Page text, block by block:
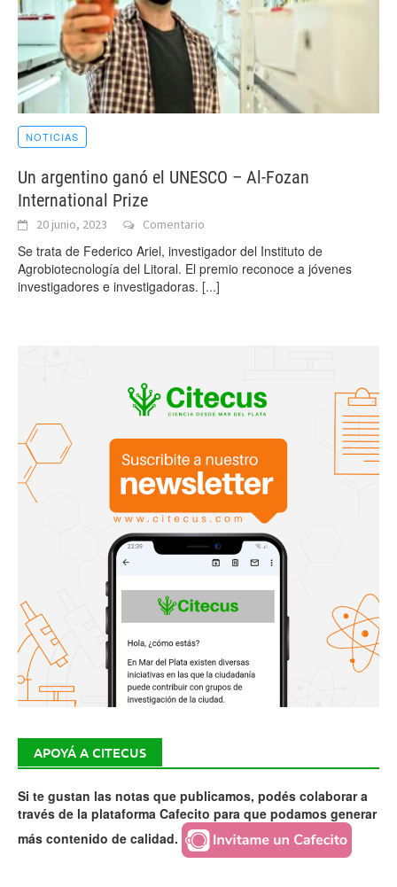
NOTICIAS
Un argentino ganó el UNESCO – Al-Fozan
International Prize
20 junio, 2023 Comentario
Se trata de Federico Ariel, investigador del Instituto de
Agrobiotecnología del Litoral. El premio reconoce a jóvenes
investigadores e investigadoras. [...]
APOYÁ A CITECUS
Si te gustan las notas que publicamos, podés colaborar a
través de la plataforma Cafecito para que podamos generar
más contenido de calidad.